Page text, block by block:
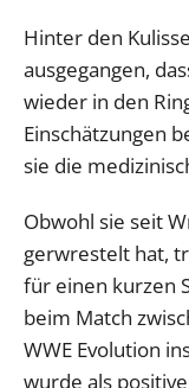
Hinter den
ausgegangen,
wieder in den
Einschätzungen
sie die
Obwohl sie seit
gerwrestelt hat,
für einen kurzen
beim Match
WWE Evolution
wurde als